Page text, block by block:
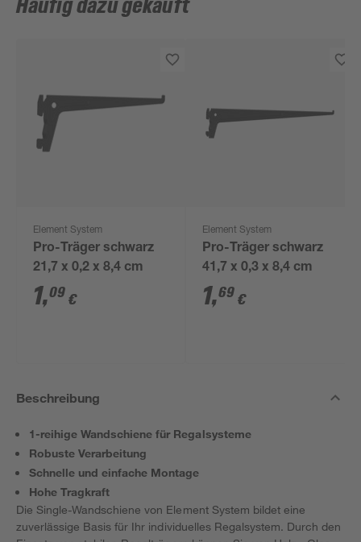
Häufig dazu gekauft
Element System
Pro-Träger schwarz
21,7 x 0,2 x 8,4 cm
1,09 €
Element System
Pro-Träger schwarz
41,7 x 0,3 x 8,4 cm
1,69 €
Beschreibung
1-reihige Wandschiene für Regalsysteme
Robuste Verarbeitung
Schnelle und einfache Montage
Hohe Tragkraft
Die Single-Wandschiene von Element System bildet eine
zuverlässige Basis für Ihr individuelles Regalsystem. Durch den